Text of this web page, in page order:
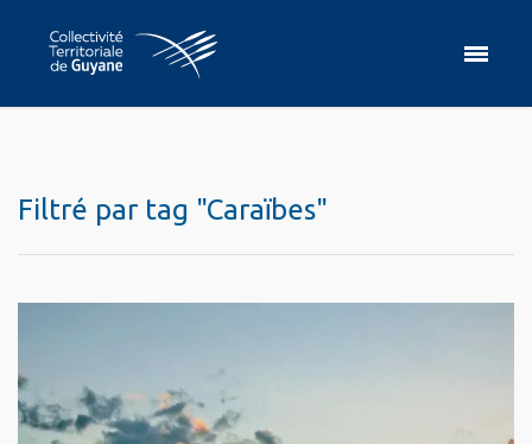
Filtré par tag "Caraïbes"